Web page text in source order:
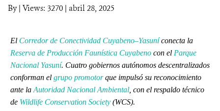
By| Views: 3270 | abril 28, 2025
El Corredor de Conectividad Cuyabeno–Yasuníconecta la
Reserva de Producción Faunística Cuyabeno con el Parque
Nacional Yasuní. Cuatro gobiernos autónomos descentralizados
conforman el grupo promotorque impulsó su reconocimiento
ante la Autoridad Nacional Ambiental , con el respaldo técnico
de Wildlife Conservation Society (WCS).